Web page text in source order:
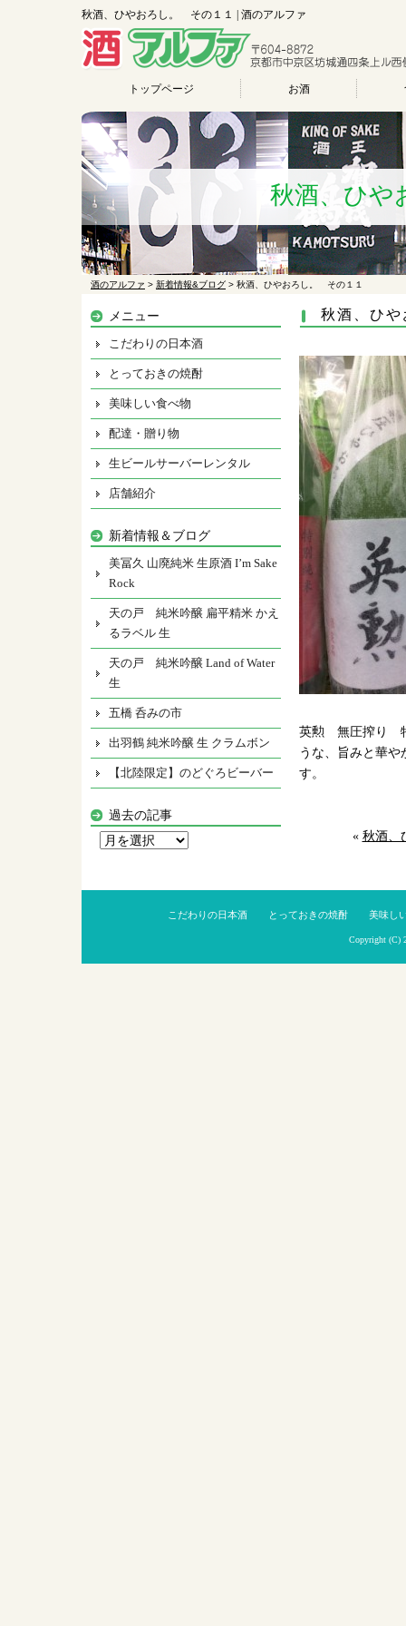
秋酒、ひやおろし。 その１１ | 酒のアルファ
トップページ お酒
秋酒、ひ
酒のアルファ > 新着情報&ブログ > 秋酒、ひやおろし。 その１１
秋酒、ひ
英勲 無圧搾り
うな、旨みと華
す。
« 秋酒、
メニュー
こだわりの日本酒
とっておきの焼酎
美味しい食べ物
配達・贈り物
生ビールサーバーレンタル
店舗紹介
新着情報＆ブログ
美冨久 山廃純米 生原酒 I’m Sake
Rock
天の戸 純米吟醸 扁平精米 かえ
るラベル 生
天の戸 純米吟醸 Land of Water
生
五橋 呑みの市
出羽鶴 純米吟醸 生 クラムボン
【北陸限定】のどぐろビーバー
過去の記事
こだわりの日本酒 とっておきの焼酎 美味し
Copyright (C)